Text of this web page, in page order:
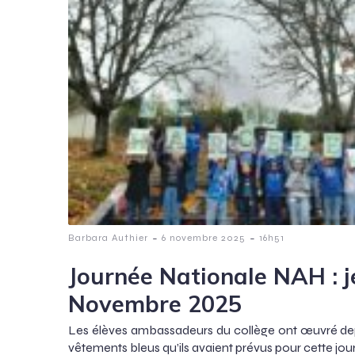
Barbara Authier - 6 novembre 2025 - 16h51
Journée Nationale NAH :
Novembre 2025
Les élèves ambassadeurs du collège ont œuvré
vêtements bleus qu’ils avaient prévus pour cette